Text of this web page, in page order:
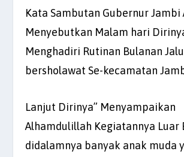
Kata Sambutan Gubernur Jambi
Menyebutkan Malam hari
Menghadiri Rutinan Bulanan
bersholawat Se-kecamatan
Lanjut Dirinya” Menyampaikan
Alhamdulillah Kegiatannya Luar
didalamnya banyak anak muda